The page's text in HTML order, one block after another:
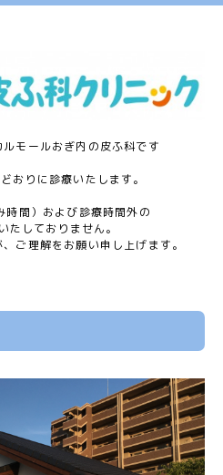
モールおぎ内の皮ふ科です
おりに診療いたします。
間）および診療時間外の
たしておりません。
ご理解をお願い申し上げます。